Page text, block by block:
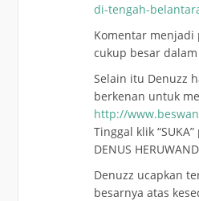
di-tengah-
Komentar
cukup besar
Selain itu Denuzz
berkenan untuk
http://
Tinggal klik
DENUS
Denuzz ucapkan
besarnya atas